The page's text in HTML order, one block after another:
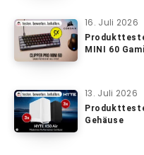
16. Juli 2026
MINI 60
13. Juli 2026
Gehäuse